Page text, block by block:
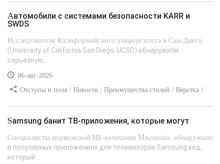
Автомобили с системами безопасности KARR и
SWDS
Исследователи Калифорнийского университета в Сан-Диего
(University of California San Diego, UCSD) обнаружили
серьезную...
06-авг-2026
Отступы и поля / Новости / Преимущества стилей / Вёрстка /
Samsung банит ТВ-приложения, которые могут
Специалисты норвежской ИБ-компании Mnemonic обнаружили
в популярных приложениях для телевизоров Samsung код,
который...